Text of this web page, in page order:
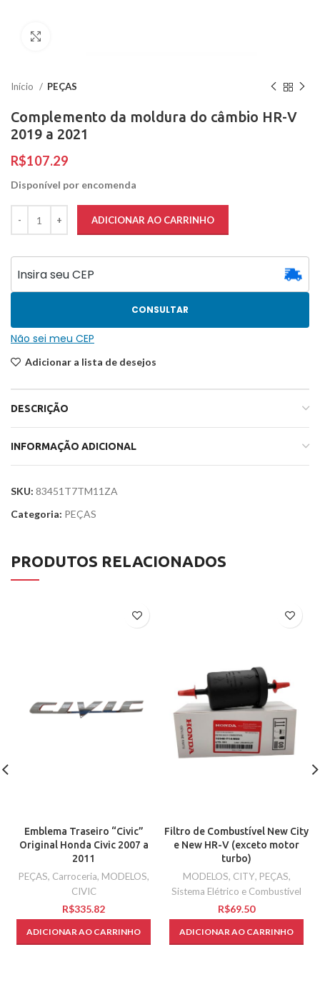
Início PEÇAS
Complemento da moldura do câmbio HR-V
2019 a 2021
R$
Disponível por encomenda
ADICIONAR AO CARRINHO
CONSULTAR
Não sei meu CEP
Adicionar a lista de desejos
DESCRIÇÃO
INFORMAÇÃO ADICIONAL
SKU: 83451T7TM11ZA
Categoria: PEÇAS
PRODUTOS RELACIONADOS
Emblema Traseiro “Civic”
Original Honda Civic 2007 a
2011
PEÇAS, Carroceria, MODELOS,
CIVIC
R$
ADICIONAR AO CARRINHO
Filtro de Combustível New City
e New HR-V (exceto motor
turbo)
MODELOS, CITY, PEÇAS,
Sistema Elétrico e Combustível
R$
ADICIONAR AO CARRINHO